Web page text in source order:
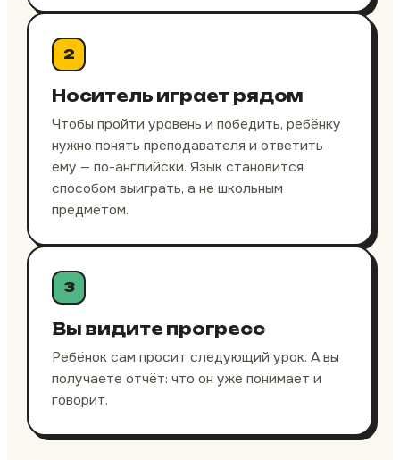
2
Носитель играет рядом
Чтобы пройти уровень и победить, ребёнку
нужно понять преподавателя и ответить
ему — по-английски. Язык становится
способом выиграть, а не школьным
предметом.
3
Вы видите прогресс
Ребёнок сам просит следующий урок. А вы
получаете отчёт: что он уже понимает и
говорит.